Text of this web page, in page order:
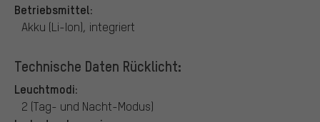
Betriebsmittel:
Akku (Li-Ion), integriert
Technische Daten Rücklicht:
Leuchtmodi:
2 (Tag- und Nacht-Modus)